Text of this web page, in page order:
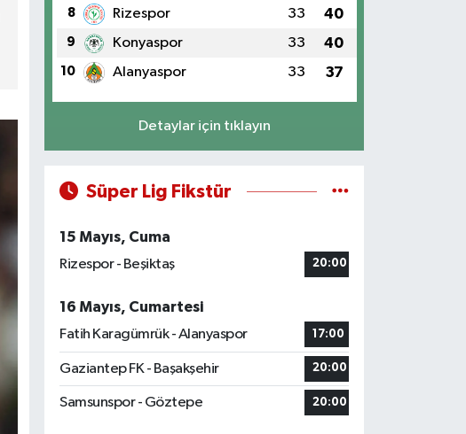
8 Rizespor 33 40
9 Konyaspor 33 40
10 Alanyaspor 33 37
Detaylar için tıklayın
Süper Lig Fikstür
15 Mayıs, Cuma
Rizespor - Beşiktaş
20:00
16 Mayıs, Cumartesi
Fatih Karagümrük - Alanyaspor
17:00
Gaziantep FK - Başakşehir 20:00
Samsunspor - Göztepe 20:00